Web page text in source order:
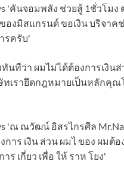
ทีว่า ผมไม่ได้ต้องการเงิน
ทเรายึดกฎหมายเป็นหลักคุ